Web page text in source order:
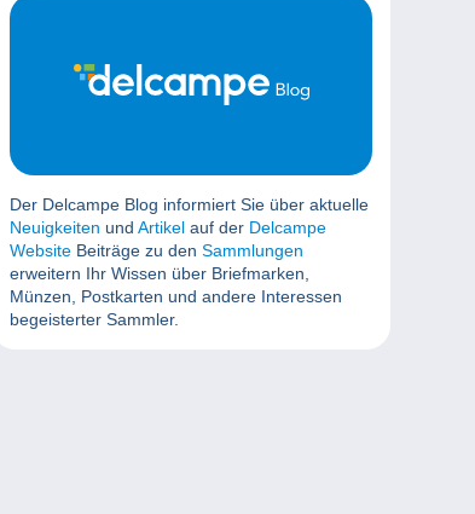
Der Delcampe Blog informiert Sie über aktuelle
Neuigkeiten und Artikel auf der Delcampe
Website Beiträge zu den Sammlungen
erweitern Ihr Wissen über Briefmarken,
Münzen, Postkarten und andere Interessen
begeisterter Sammler.